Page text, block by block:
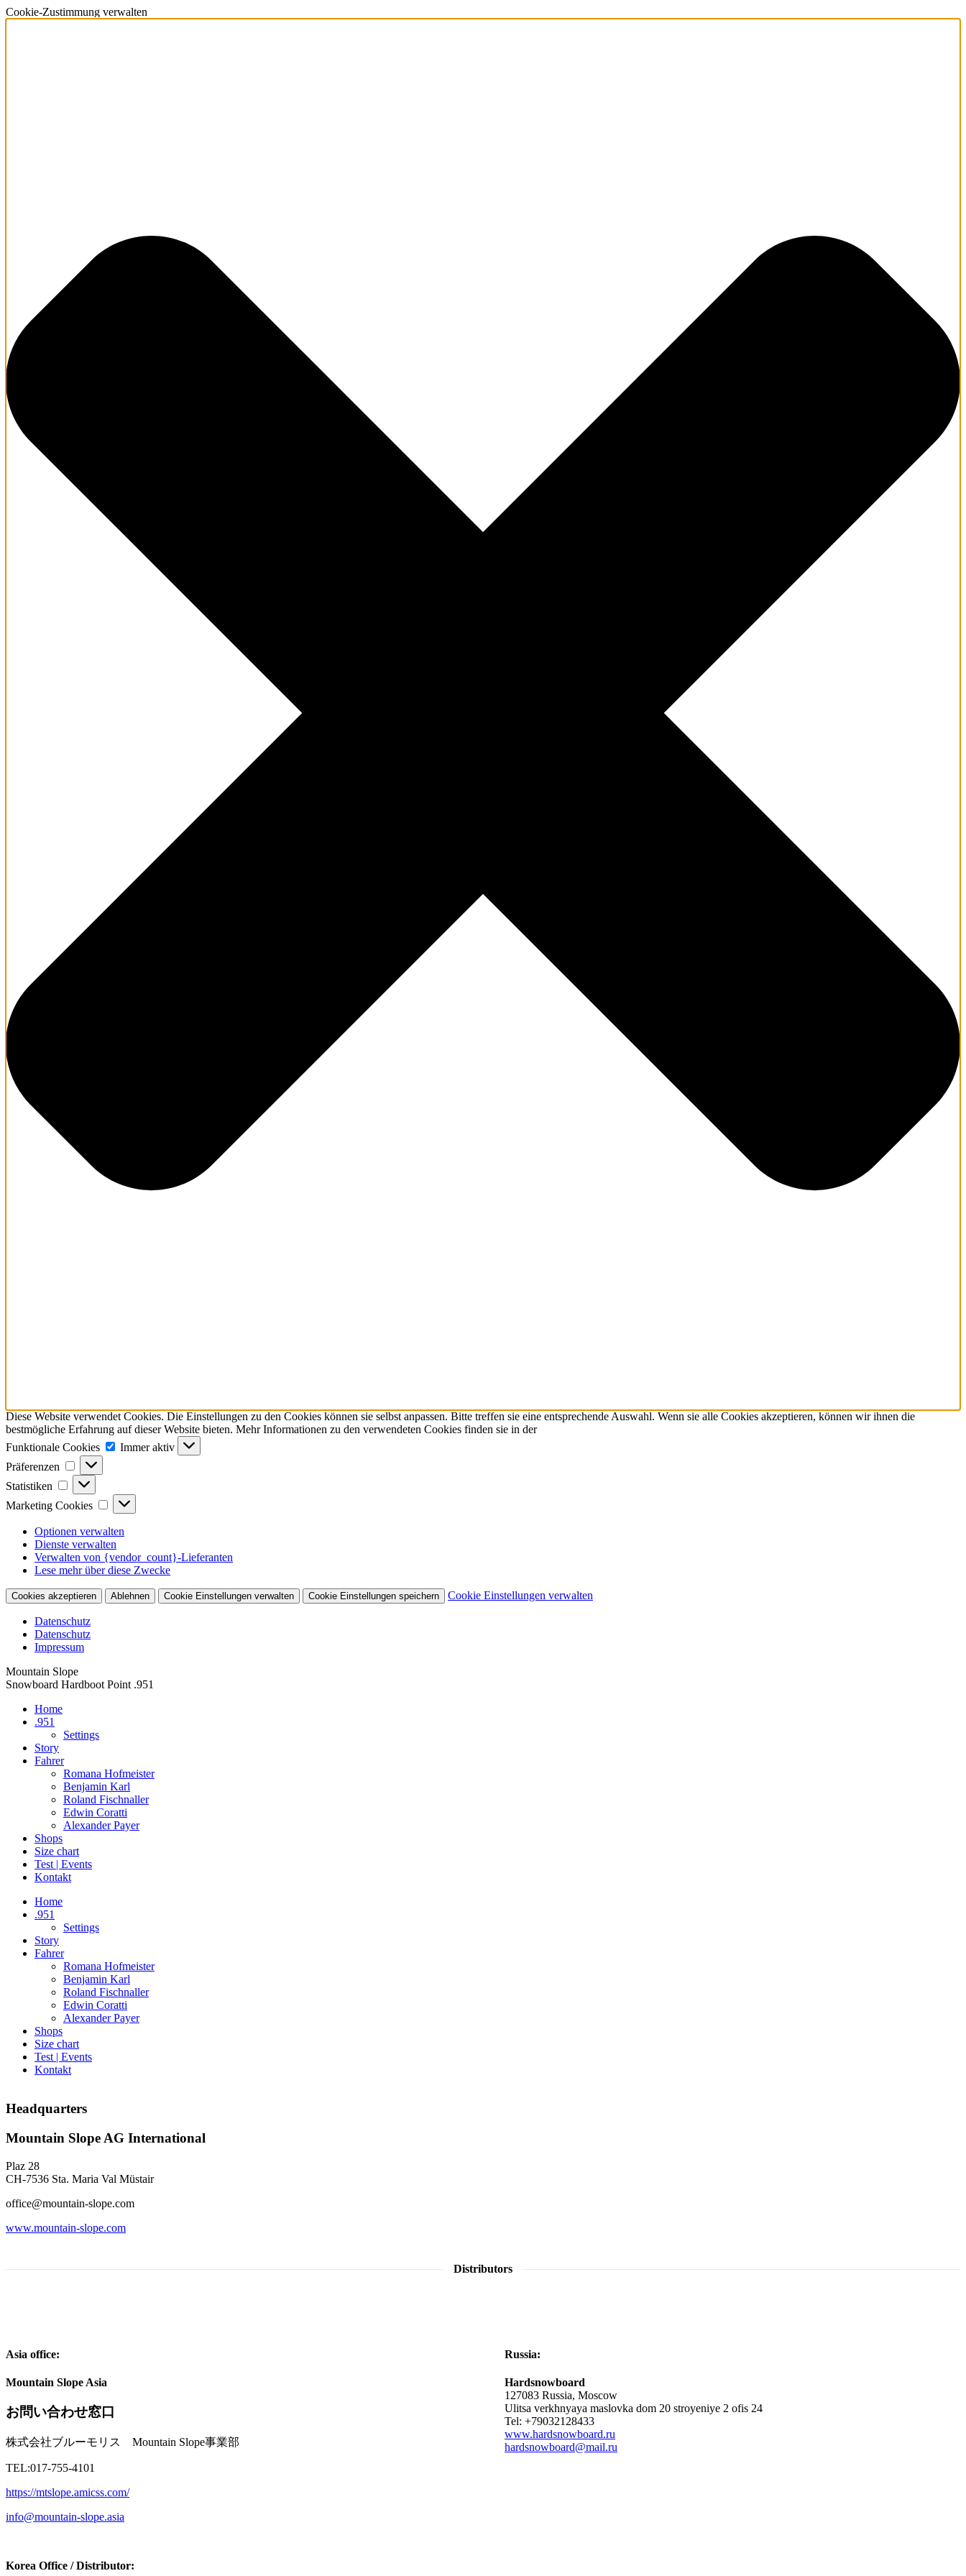
Cookie-Zustimmung verwalten
Diese Website verwendet Cookies. Die Einstellungen zu den Cookies können sie selbst anpassen. Bitte treffen sie eine entsprechende Auswahl. Wenn sie alle Cookies akzeptieren, können wir ihnen die
bestmögliche Erfahrung auf dieser Website bieten. Mehr Informationen zu den verwendeten Cookies finden sie in der
Funktionale Cookies
Funktionale
Cookies
Immer aktiv
Präferenzen
Präferenzen
Statistiken Statistiken
Marketing Cookies
Marketing
Cookies
Optionen verwalten
Dienste verwalten
Verwalten von {vendor_count}-Lieferanten
Lese mehr über diese Zwecke
Cookies akzeptieren Ablehnen Cookie Einstellungen verwalten Cookie Einstellungen speichern Cookie Einstellungen verwalten
Datenschutz
Datenschutz
Impressum
Zum
Inhalt
Mountain Slope
Snowboard Hardboot Point .951
Home
.951
Settings
Story
Fahrer
Romana Hofmeister
Benjamin Karl
Roland Fischnaller
Edwin Coratti
Alexander Payer
Shops
Size chart
Test | Events
Kontakt
Facebook
page
new
Instagram
page
new
Home
.951
Settings
Story
Fahrer
Romana Hofmeister
Benjamin Karl
Roland Fischnaller
Edwin Coratti
Alexander Payer
Shops
Size chart
Test | Events
Kontakt
Headquarters
Mountain Slope AG International
Plaz 28
CH-7536 Sta. Maria Val Müstair
office@mountain-slope.com
www.mountain-slope.com
Distributors
Asia office:
Mountain Slope Asia
お問い合わせ窓口
株式会社ブルーモリス Mountain Slope事業部
TEL:017-755-4101
https://mtslope.amicss.com/
info@mountain-slope.asia
Korea Office / Distributor:
Russia:
Hardsnowboard
127083 Russia, Moscow
Ulitsa verkhnyaya maslovka dom 20 stroyeniye 2 ofis 24
Tel: +79032128433
www.hardsnowboard.ru
hardsnowboard@mail.ru